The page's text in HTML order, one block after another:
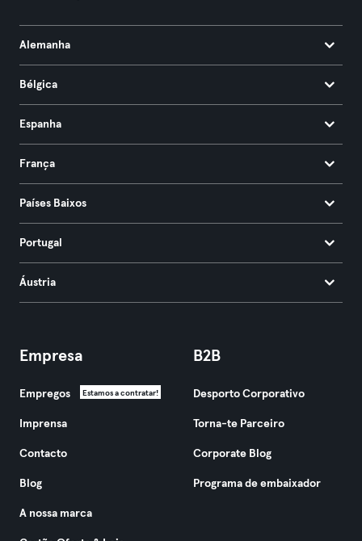
Alemanha
Bélgica
Espanha
França
Países Baixos
Portugal
Áustria
Empresa
Empregos Estamos a contratar!
Imprensa
Contacto
Blog
A nossa marca
B2B
Desporto Corporativo
Torna-te Parceiro
Corporate Blog
Programa de embaixador